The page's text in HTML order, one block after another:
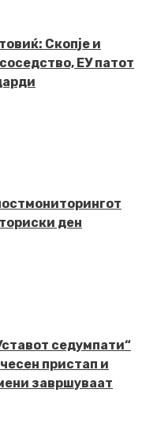
Скопје и
ЕУ патот
ден
седумпати“
пристап и
завршуваат